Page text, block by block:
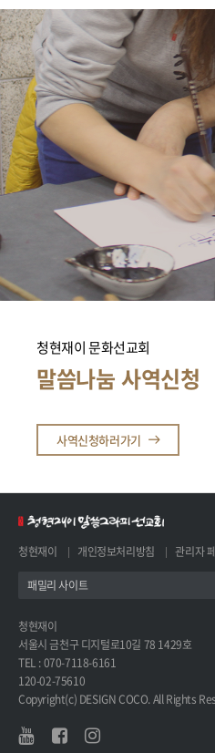
청현재이 문화선교회
말씀나눔 사역신청
사역신청하러가기
청현재이 개인정보처리방침 관리자
패밀리 사이트
청현재이
서울시 금천구 디지털로10길 78 1429호
TEL : 070-7118-6161
120-02-75610
Copyright(c) DESIGN COCO. All Rights